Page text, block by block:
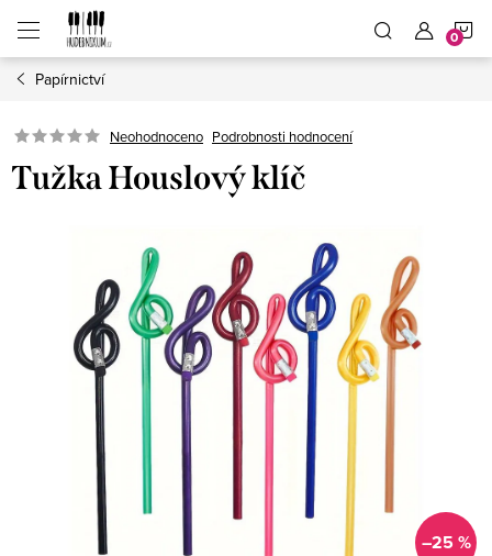
obsah
Papírnictví
Neohodnoceno Podrobnosti hodnocení
Tužka Houslový klíč
–25 %